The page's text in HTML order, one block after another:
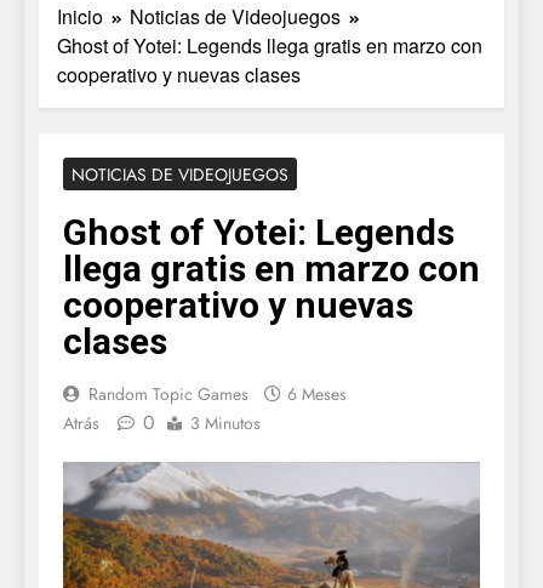
Inicio
Noticias de Videojuegos
Ghost of Yotei: Legends llega gratis en marzo con
cooperativo y nuevas clases
NOTICIAS DE VIDEOJUEGOS
Ghost of Yotei: Legends
llega gratis en marzo con
cooperativo y nuevas
clases
Random Topic Games
6 Meses
Atrás
0 3 Minutos